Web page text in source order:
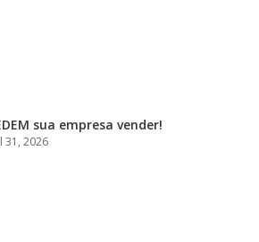
sua empresa vender!
31, 2026